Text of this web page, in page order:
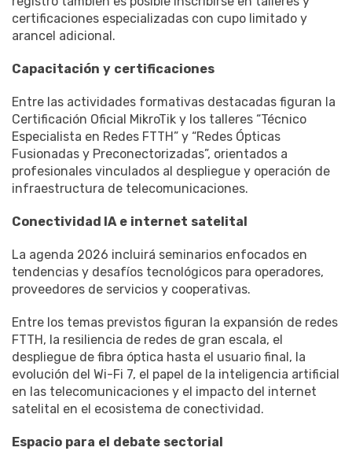
certificaciones especializadas con cupo limitado y
arancel adicional.
Capacitación y certificaciones
Entre las actividades formativas destacadas figuran la
Certificación Oficial MikroTik y los talleres “Técnico
Especialista en Redes FTTH” y “Redes Ópticas
Fusionadas y Preconectorizadas”, orientados a
profesionales vinculados al despliegue y operación de
infraestructura de telecomunicaciones.
Conectividad IA e internet satelital
La agenda 2026 incluirá seminarios enfocados en
tendencias y desafíos tecnológicos para operadores,
proveedores de servicios y cooperativas.
Entre los temas previstos figuran la expansión de redes
FTTH, la resiliencia de redes de gran escala, el
despliegue de fibra óptica hasta el usuario final, la
evolución del Wi-Fi 7, el papel de la inteligencia artificial
en las telecomunicaciones y el impacto del internet
satelital en el ecosistema de conectividad.
Espacio para el debate sectorial